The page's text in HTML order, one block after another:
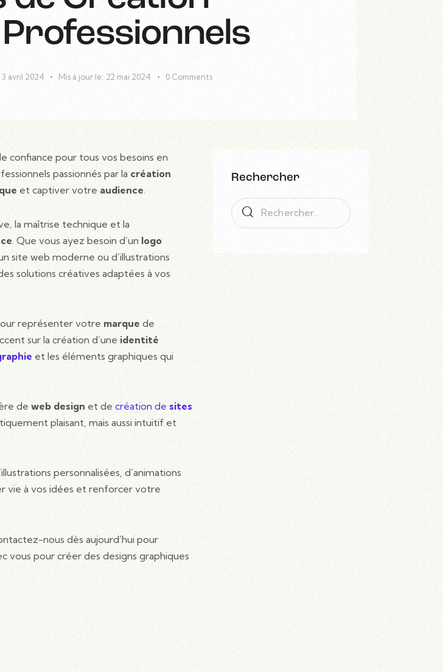
3 avril 2024 Mis à jour le: 22 mai 2024 0 Comments
confiance pour tous vos besoins en
passionnés par la création
et captiver votre audience.
la maîtrise technique et la
. Que vous ayez besoin d’un logo
site web moderne ou d’illustrations
solutions créatives adaptées à vos
représenter votre marque de
sur la création d’une identité
et les éléments graphiques qui
de web design et de création de sites
plaisant, mais aussi intuitif et
personnalisées, d’animations
vie à vos idées et renforcer votre
nous dès aujourd’hui pour
vous pour créer des designs graphiques
Rechercher